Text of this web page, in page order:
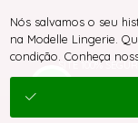
SITE 100%
Nós salvamos o seu
na Modelle Lingerie.
condição. Conheça